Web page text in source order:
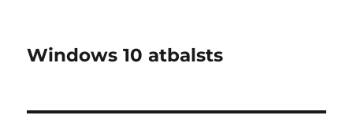
Windows 10 atbalsts